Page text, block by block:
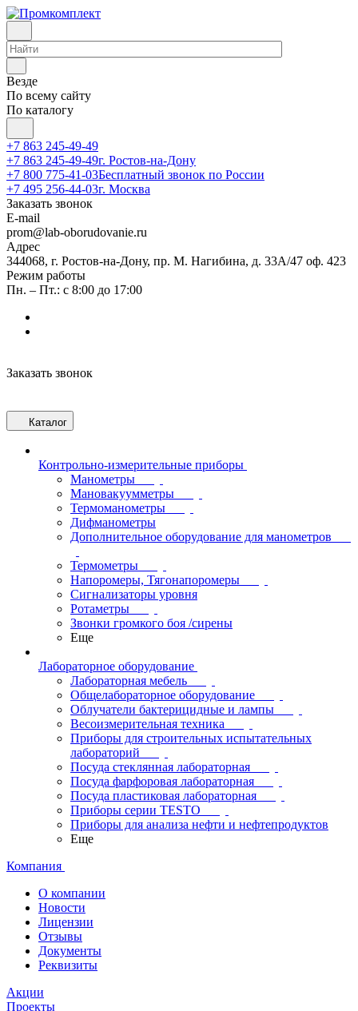
Везде
По всему сайту
По каталогу
+7 863 245-49-49
+7 863 245-49-49г. Ростов-на-Дону
+7 800 775-41-03Бесплатный звонок по России
+7 495 256-44-03г. Москва
Заказать звонок
E-mail
prom@lab-oborudovanie.ru
Адрес
344068, г. Ростов-на-Дону, пр. М. Нагибина, д. 33А/47 оф. 423
Режим работы
Пн. – Пт.: с 8:00 до 17:00
Заказать звонок
Каталог
Контрольно-измерительные приборы
Манометры
Мановакуумметры
Термоманометры
Дифманометры
Дополнительное оборудование для манометров
Термометры
Напоромеры, Тягонапоромеры
Сигнализаторы уровня
Ротаметры
Звонки громкого боя /сирены
Еще
Лабораторное оборудование
Лабораторная мебель
Общелабораторное оборудование
Облучатели бактерицидные и лампы
Весоизмерительная техника
Приборы для строительных испытательных
лабораторий
Посуда стеклянная лабораторная
Посуда фарфоровая лабораторная
Посуда пластиковая лабораторная
Приборы серии TESTO
Приборы для анализа нефти и нефтепродуктов
Еще
Компания
О компании
Новости
Лицензии
Отзывы
Документы
Реквизиты
Акции
Проекты